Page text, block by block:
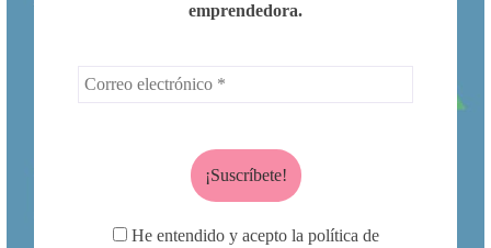
emprendedora.
He entendido y acepto la política de